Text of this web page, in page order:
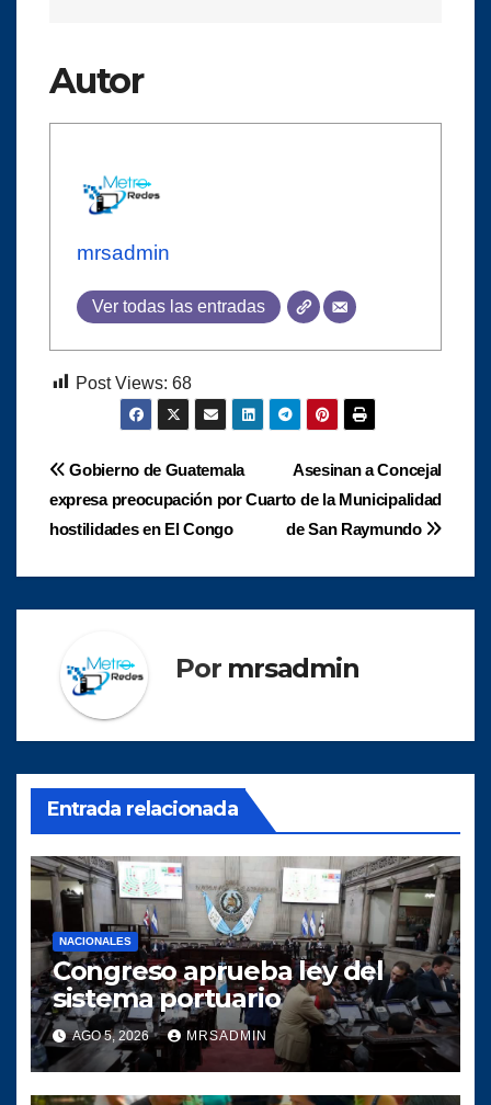
Autor
mrsadmin
Ver todas las entradas
Post Views: 68
Navegación
de
entradas
Asesinan a Concejal
Cuarto de la Municipalidad
de San Raymundo
Gobierno de Guatemala
expresa preocupación por
hostilidades en El Congo
Por mrsadmin
Entrada relacionada
NACIONALES
Congreso aprueba ley del
sistema portuario
AGO 5, 2026 MRSADMIN